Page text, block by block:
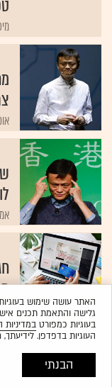
גלישה והתאמת תכנים
בעוגיות כמפורטבמדיניות
העוגיות בדפדפן.
הבנתי